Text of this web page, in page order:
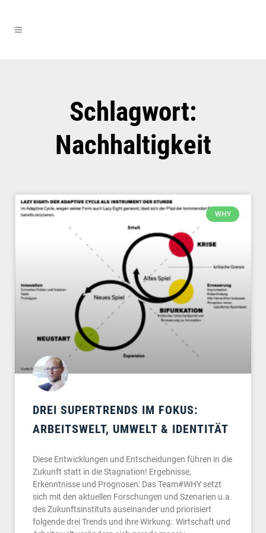
Schlagwort:
Nachhaltigkeit
WHY
DREI SUPERTRENDS IM FOKUS:
ARBEITSWELT, UMWELT & IDENTITÄT
Diese Entwicklungen und Entscheidungen führen in die
Zukunft statt in die Stagnation! Ergebnisse,
Erkenntnisse und Prognosen: Das Team#WHY setzt
sich mit den aktuellen Forschungen und Szenarien u.a.
des Zukunftsinstituts auseinander und priorisiert
folgende drei Trends und ihre Wirkung: Wirtschaft und